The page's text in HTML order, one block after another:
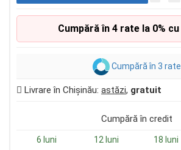
Cumpără în 4 rate la 0% cu
Cumpără în 3 rate
Livrare în Chișinău: astăzi, gratuit
Cumpără în credit
6 luni 12 luni 18 luni